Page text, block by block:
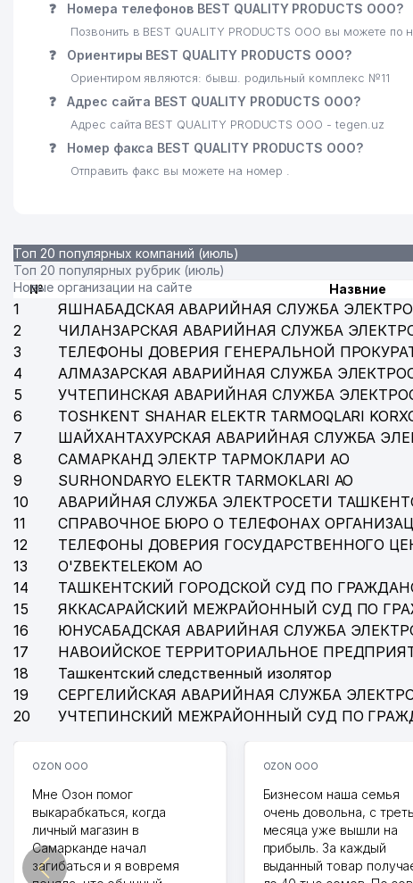
❓ Номера телефонов BEST QUALITY PRODUCTS ООО?
Позвонить в BEST QUALITY PRODUCTS ООО вы можете по
❓ Ориентиры BEST QUALITY PRODUCTS ООО?
Ориентиром являются: бывш. родильный комплекс №11
❓ Адрес сайта BEST QUALITY PRODUCTS ООО?
Адрес сайта BEST QUALITY PRODUCTS ООО - tegen.uz
❓ Номер факса BEST QUALITY PRODUCTS ООО?
Отправить факс вы можете на номер .
Топ 20 популярных компаний (июль)
Топ 20 популярных рубрик (июль)
Новые организации на сайте
№ Назвние
1 ЯШНАБАДСКАЯ АВАРИЙНАЯ СЛУЖБА
2
ЧИЛАНЗАРСКАЯ АВАРИЙНАЯ СЛУЖБА
3
ТЕЛЕФОНЫ ДОВЕРИЯ ГЕНЕРАЛЬНОЙ
4
АЛМАЗАРСКАЯ АВАРИЙНАЯ СЛУЖБА
5
УЧТЕПИНСКАЯ АВАРИЙНАЯ СЛУЖБА
6
TOSHKENT SHAHAR ELEKTR TARMOQLARI
7
ШАЙХАНТАХУРСКАЯ АВАРИЙНАЯ СЛУЖБА
8
САМАРКАНД ЭЛЕКТР ТАРМОКЛАРИ АО
9
SURHONDARYO ELEKTR TARMOKLARI АО
10
АВАРИЙНАЯ СЛУЖБА ЭЛЕКТРОСЕТИ
11
СПРАВОЧНОЕ БЮРО О ТЕЛЕФОНАХ
12
ТЕЛЕФОНЫ ДОВЕРИЯ ГОСУДАРСТВЕННОГО
13
O'ZBEKTELEKOM АО
14
ТАШКЕНТСКИЙ ГОРОДСКОЙ СУД ПО
15
ЯККАСАРАЙСКИЙ МЕЖРАЙОННЫЙ СУД ПО
16
ЮНУСАБАДСКАЯ АВАРИЙНАЯ СЛУЖБА
17
НАВОИЙСКОЕ ТЕРРИТОРИАЛЬНОЕ
18
Ташкентский следственный изолятор
19
СЕРГЕЛИЙСКАЯ АВАРИЙНАЯ СЛУЖБА
20
УЧТЕПИНСКИЙ МЕЖРАЙОННЫЙ СУД ПО
OZON ООО
Мне Озон помог
выкарабкаться, когда
личный магазин в
Самарканде начал
загибаться и я вовремя
OZON ООО
Бизнесом наша семья
очень довольна, с
месяца уже вышли на
прибыль. За каждый
выданный товар